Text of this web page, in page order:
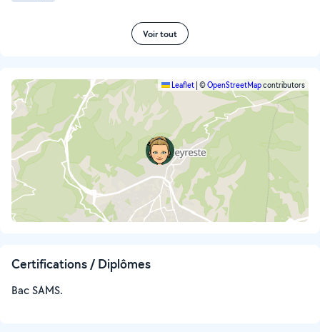
Voir tout
Leaflet ©OpenStreetMapcontributors
Certifications / Diplômes
Bac SAMS.